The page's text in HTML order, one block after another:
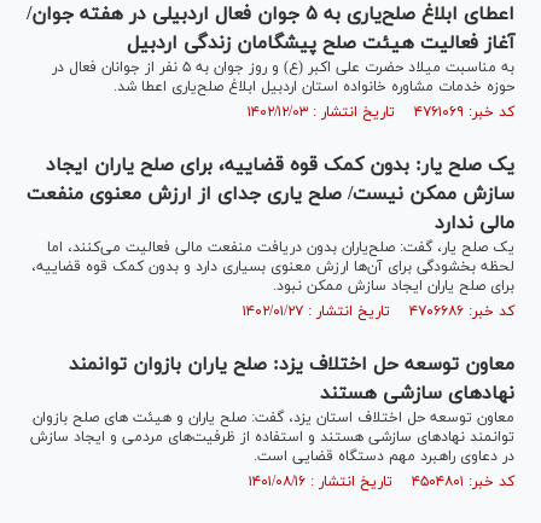
اعطای ابلاغ صلح‌یاری به ۵ جوان فعال اردبیلی در هفته جوان/
آغاز فعالیت هیئت صلح پیشگامان زندگی اردبیل
به مناسبت میلاد حضرت علی اکبر (ع) و روز جوان به ۵ نفر از جوانان فعال در
حوزه خدمات مشاوره خانواده استان اردبیل ابلاغ صلح‌یاری اعطا شد.
کد خبر: ۴۷۶۱۰۶۹ تاریخ انتشار : ۱۴۰۲/۱۲/۰۳
یک صلح یار: بدون کمک قوه قضاییه، برای صلح یاران ایجاد
سازش ممکن نیست/ صلح یاری جدای از ارزش معنوی منفعت
مالی ندارد
یک صلح یار، گفت: صلح‌یاران بدون دریافت منفعت مالی فعالیت می‌کنند، اما
لحظه بخشودگی برای آن‌ها ارزش معنوی بسیاری دارد و بدون کمک قوه قضاییه،
برای صلح یاران ایجاد سازش ممکن نبود.
کد خبر: ۴۷۰۶۶۸۶ تاریخ انتشار : ۱۴۰۲/۰۱/۲۷
معاون توسعه حل اختلاف یزد: صلح یاران بازوان توانمند
نهادهای سازشی هستند
معاون توسعه حل اختلاف استان یزد، گفت: صلح یاران و هیئت های صلح بازوان
توانمند نهادهای سازشی هستند و استفاده از ظرفیت‌های مردمی و ایجاد سازش
در دعاوی راهبرد مهم دستگاه قضایی است.
کد خبر: ۴۵۰۴۸۰۱ تاریخ انتشار : ۱۴۰۱/۰۸/۱۶